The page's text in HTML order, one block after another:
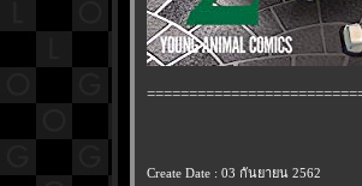
Create Date : 03 กันยายน 2562